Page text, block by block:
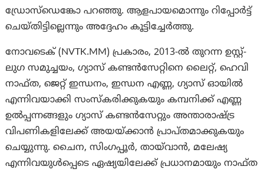
ഡ്രോസ്ഡെങ്കോ പറഞ്ഞു. ആളപായമൊന്നും റിപ്പോർട്ട്
ചെയ്തിട്ടില്ലെന്നും അദ്ദേഹം കൂട്ടിച്ചേർത്തു.
നോവടെക് (NVTK.MM) പ്രകാരം, 2013-ൽ തുറന്ന ഉസ്റ്റ്-
ലുഗ സമുച്ചയം, ഗ്യാസ് കണ്ടൻസേറ്റിനെ ലൈറ്റ്, ഹെവി
നാഫ്ത, ജെറ്റ് ഇന്ധനം, ഇന്ധന എണ്ണ, ഗ്യാസ് ഓയിൽ
എന്നിവയാക്കി സംസ്കരിക്കുകയും കമ്പനിക്ക് എണ്ണ
ഉൽപ്പന്നങ്ങളും ഗ്യാസ് കണ്ടൻസേറ്റും അന്താരാഷ്ട്ര
വിപണികളിലേക്ക് അയയ്ക്കാൻ പ്രാപ്തമാക്കുകയും
ചെയ്യുന്നു. ചൈന, സിംഗപ്പൂർ, തായ്‌വാൻ, മലേഷ്യ
എന്നിവയുൾപ്പെടെ ഏഷ്യയിലേക്ക് പ്രധാനമായും നാഫ്ത